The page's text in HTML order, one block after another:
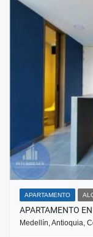
APARTAMENTO
APARTAMENTO
Medellín, Antioquia,